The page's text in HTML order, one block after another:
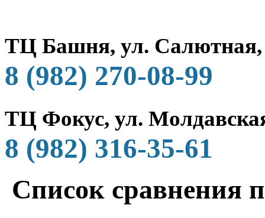
ТЦ Башня, ул. Салютная,
8 (982) 270-08-99
ТЦ Фокус, ул.
8 (982) 316-35-61
Список сравнения